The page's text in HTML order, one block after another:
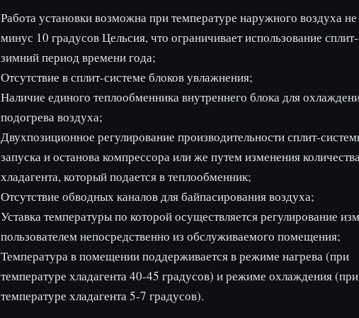
Работа установки возможна при температуре наружного воздуха
минус 10 градусов Цельсия, что ограничивает использование
зимний период времени года;
Отсутствие в сплит-системе блоков увлажнения;
Наличие единого теплообменника внутреннего блока для
подогрева воздуха;
Двухпозиционное регулирование производительности сплит-
запуска и останова компрессора или же путем изменения
хладагента, который подается в теплообменник;
Отсутствие обводных каналов для байпасирования воздуха;
Уставка температуры по которой осуществляется регулирование
пользователем непосредственно из обслуживаемого помещения;
Температура в помещении поддерживается в режиме нагрева (при
температуре хладагента 40-45 градусов) и режиме охлаждения (при
температуре хладагента 5-7 градусов).